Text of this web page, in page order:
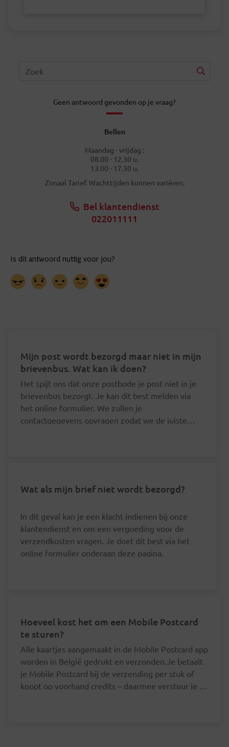
Geen antwoord gevonden op je vraag?
Bellen
Maandag - vrijdag :
08.00 - 12.30 u.
13.00 - 17.30 u.
Zonaal Tarief. Wachttijden kunnen variëren.
Bel klantendienst
022011111
Mijn post wordt bezorgd maar niet in mijn
brievenbus. Wat kan ik doen?
Het spijt ons dat onze postbode je post niet in je
brievenbus bezorgt. Je kan dit best melden via
het online formulier. We zullen je
contactgegevens opvragen zodat we de juiste
Wat als mijn brief niet wordt bezorgd?
In dit geval kan je een klacht indienen bij onze
klantendienst en om een vergoeding voor de
verzendkosten vragen. Je doet dit best via het
online formulier onderaan deze pagina.
Hoeveel kost het om een Mobile Postcard
te sturen?
Alle kaartjes aangemaakt in de Mobile Postcard app
worden in België gedrukt en verzonden.Je betaalt
je Mobile Postcard bij de verzending per stuk of
koopt op voorhand credits – daarmee verstuur je je